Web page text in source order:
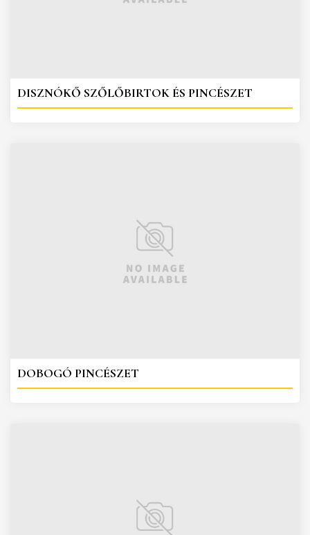
DISZNÓKŐ SZŐLŐBIRTOK ÉS PINCÉSZET
DOBOGÓ PINCÉSZET